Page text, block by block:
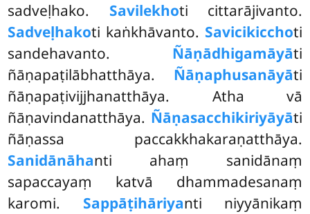
sadveḷhako. Savilekhoti cittarājivanto.
Sadveḷhakoti kaṅkhāvanto. Savicikicchoti
sandehavanto. Ñāṇādhigamāyāti
ñāṇapaṭilābhatthāya. Ñāṇaphusanāyāti
ñāṇapaṭivijjhanatthāya. Atha vā
ñāṇavindanatthāya. Ñāṇasacchikiriyāyāti
ñāṇassa paccakkhakaraṇatthāya.
Sanidānāhanti ahaṃ sanidānaṃ
sapaccayaṃ katvā dhammadesanaṃ
karomi. Sappāṭihāriyanti niyyānikaṃ